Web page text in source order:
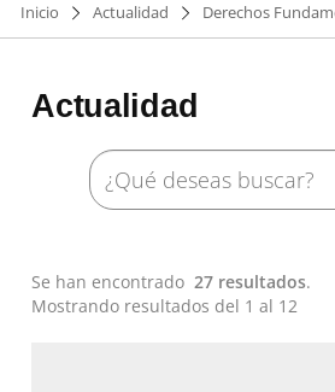
Inicio Actualidad Derechos
Actualidad
Se han encontrado27 resultados.
Mostrando resultados del 1 al 12